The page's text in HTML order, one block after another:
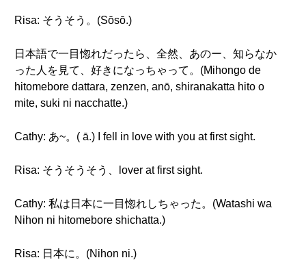
Risa: そうそう。(Sōsō.)
日本語で一目惚れだったら、全然、あのー、知らなか
った人を見て、好きになっちゃって。(Mihongo de
hitomebore dattara, zenzen, anō, shiranakatta hito o
mite, suki ni nacchatte.)
Cathy: あ~。( ā.) I fell in love with you at first sight.
Risa: そうそうそう、lover at first sight.
Cathy: 私は日本に一目惚れしちゃった。(Watashi wa
Nihon ni hitomebore shichatta.)
Risa: 日本に。(Nihon ni.)